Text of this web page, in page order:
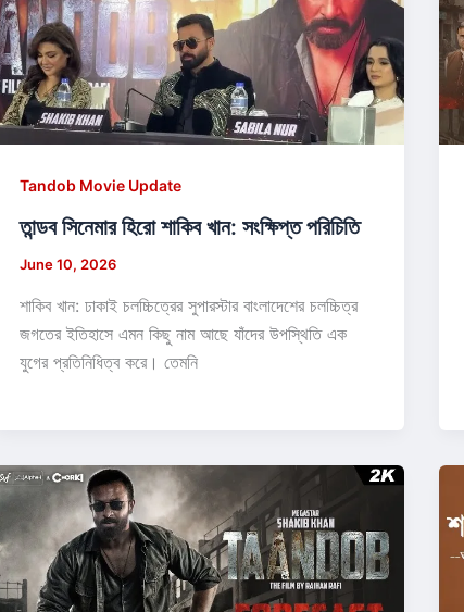
Tandob Movie Update
তান্ডব সিনেমার হিরো শাকিব খান: সংক্ষিপ্ত পরিচিতি
June 10, 2026
শাকিব খান: ঢাকাই চলচ্চিত্রের সুপারস্টার বাংলাদেশের চলচ্চিত্র
জগতের ইতিহাসে এমন কিছু নাম আছে যাঁদের উপস্থিতি এক
যুগের প্রতিনিধিত্ব করে। তেমনি